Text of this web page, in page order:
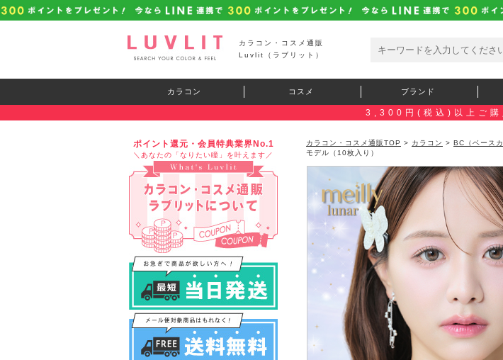
カラコン・コスメ通販
Luvlit（ラブリット）
カラコン コスメ ブランド
3,300円(税込)以上ご購
ポイント還元・会員特典業界No.1
＼あなたの「なりたい瞳」を叶えます／
カラコン・コスメ通販TOP > カラコン > BC（ベースカ
モデル（10枚入り）